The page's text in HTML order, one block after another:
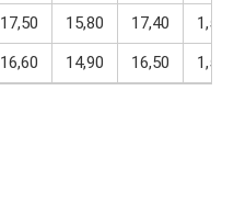
17,50 15,80 17,40
1,50
16,60 14,90 16,50 1,50